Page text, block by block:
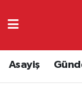
Asayiş